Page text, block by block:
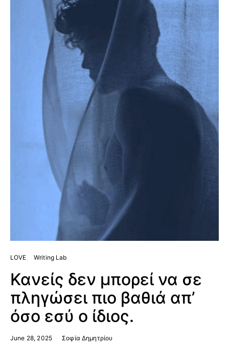
LOVE Writing Lab
Κανείς δεν μπορεί να σε
πληγώσει πιο βαθιά απ’
όσο εσύ ο ίδιος.
June 28, 2025 Σοφία Δημητρίου